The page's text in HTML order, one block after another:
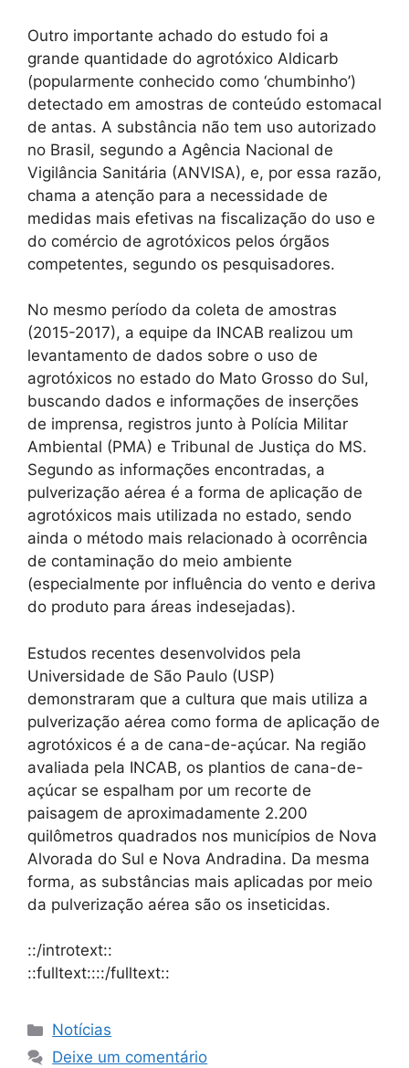
Outro importante achado do estudo foi a
grande quantidade do agrotóxico Aldicarb
(popularmente conhecido como ‘chumbinho’)
detectado em amostras de conteúdo estomacal
de antas. A substância não tem uso autorizado
no Brasil, segundo a Agência Nacional de
Vigilância Sanitária (ANVISA), e, por essa razão,
chama a atenção para a necessidade de
medidas mais efetivas na fiscalização do uso e
do comércio de agrotóxicos pelos órgãos
competentes, segundo os pesquisadores.
No mesmo período da coleta de amostras
(2015-2017), a equipe da INCAB realizou um
levantamento de dados sobre o uso de
agrotóxicos no estado do Mato Grosso do Sul,
buscando dados e informações de inserções
de imprensa, registros junto à Polícia Militar
Ambiental (PMA) e Tribunal de Justiça do MS.
Segundo as informações encontradas, a
pulverização aérea é a forma de aplicação de
agrotóxicos mais utilizada no estado, sendo
ainda o método mais relacionado à ocorrência
de contaminação do meio ambiente
(especialmente por influência do vento e deriva
do produto para áreas indesejadas).
Estudos recentes desenvolvidos pela
Universidade de São Paulo (USP)
demonstraram que a cultura que mais utiliza a
pulverização aérea como forma de aplicação de
agrotóxicos é a de cana-de-açúcar. Na região
avaliada pela INCAB, os plantios de cana-de-
açúcar se espalham por um recorte de
paisagem de aproximadamente 2.200
quilômetros quadrados nos municípios de Nova
Alvorada do Sul e Nova Andradina. Da mesma
forma, as substâncias mais aplicadas por meio
da pulverização aérea são os inseticidas.
::/introtext::
::fulltext::::/fulltext::
Notícias
Deixe um comentário